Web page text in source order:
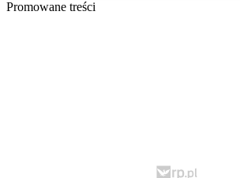
Promowane treści